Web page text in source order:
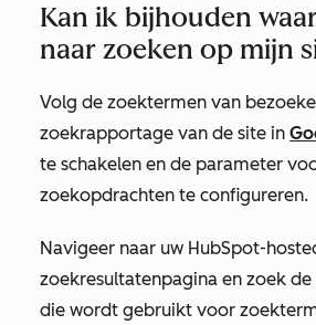
Kan ik bijhouden
naar zoeken op mijn
Volg de zoektermen van
zoekrapportage van de site in
te schakelen en de parameter
zoekopdrachten te configureren.
Navigeer naar uw HubSpot-
zoekresultatenpagina en zoek
die wordt gebruikt voor